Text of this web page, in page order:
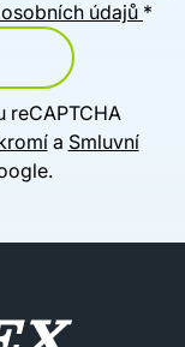
údajů *
reCAPTCHA
a Smluvní